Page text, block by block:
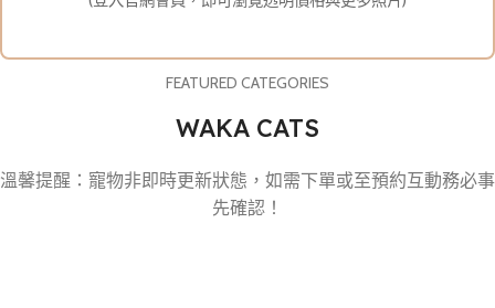
FEATURED CATEGORIES
WAKA CATS
溫馨提醒：寵物非即時更新狀態，如需下單或至預約互動務必事
先確認！